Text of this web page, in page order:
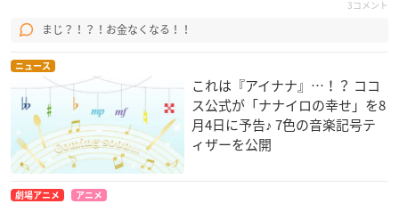
3コメント
まじ？！？！お金なくなる！！
ニュース
これは『アイナナ』…！？ ココ
ス公式が「ナナイロの幸せ」を8
月4日に予告♪ 7色の音楽記号テ
ィザーを公開
劇場アニメ アニメ